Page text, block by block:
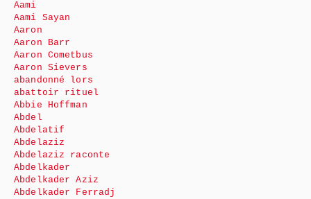
Aami
Aami Sayan
Aaron
Aaron Barr
Aaron Cometbus
Aaron Sievers
abandonné lors
abattoir rituel
Abbie Hoffman
Abdel
Abdelatif
Abdelaziz
Abdelaziz raconte
Abdelkader
Abdelkader Aziz
Abdelkader Ferradj